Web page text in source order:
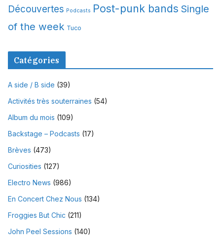
Découvertes Podcasts Post-punk bands Single
of the week Tuco
Catégories
A side / B side (39)
Activités très souterraines (54)
Album du mois (109)
Backstage – Podcasts (17)
Brèves (473)
Curiosities (127)
Electro News (986)
En Concert Chez Nous (134)
Froggies But Chic (211)
John Peel Sessions (140)